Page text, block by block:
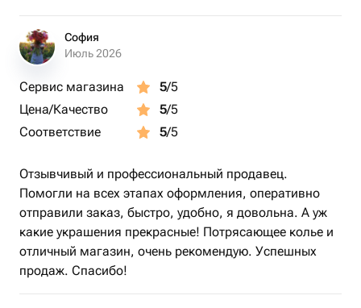
София
Июль 2026
Сервис магазина 5/5
Цена/Качество
5/5
Соответствие
5/5
Отзывчивый и профессиональный продавец.
Помогли на всех этапах оформления, оперативно
отправили заказ, быстро, удобно, я довольна. А уж
какие украшения прекрасные! Потрясающее колье и
отличный магазин, очень рекомендую. Успешных
продаж. Спасибо!